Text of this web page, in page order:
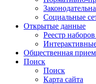
Социальные
Открытые данные
Реестр
Общественная
Поиск
Поиск
Карта сайта